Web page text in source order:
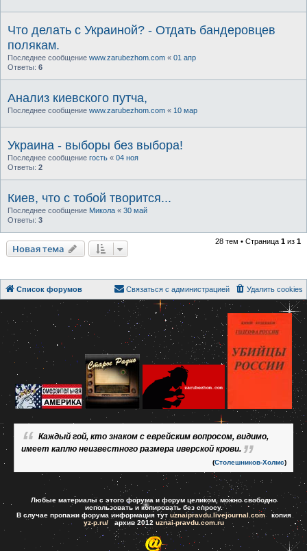
Что делать с Украиной? - Отдать бандеровцев
полякам.
Последнее сообщение www.zarubezhom.com « 01 апр
Ответы: 6
Анализ киевского путча,
Последнее сообщение www.zarubezhom.com « 10 мар
Украина - выборы без выбора!
Последнее сообщение гость « 04 ноя
Ответы: 2
Киев, что с тобой творится...
Последнее сообщение Микола « 30 май
Ответы: 3
Новая тема
28 тем • Страница 1 из 1
Список форумов Удалить cookies
Связаться с администрацией
Каждый гой, кто знаком с еврейским вопросом, видимо,
имеет каплю неизвестного размера иверской крови.
(Столешников-Холмс)
Любые материалы с этого форума и форум целиком, можно свободно
использовать и копировать без спросу.
В случае пропажи форума информация тут uznaipravdu.livejournal.comкопия
yz-p.ru/архив 2012 uznai-pravdu.com.ru